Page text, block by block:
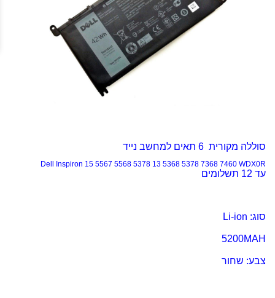
סוללה מקורית 6 תאים למחשב נייד
Dell Inspiron 15 5567 5568 5378 13 5368 5378 7368 7460 WDX0R
עד 12 תשלומים
סוג: Li-ion
5200MAH
צבע: שחור